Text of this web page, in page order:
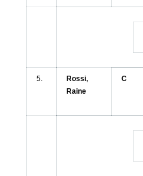
5.
Rossi,
Raine
C